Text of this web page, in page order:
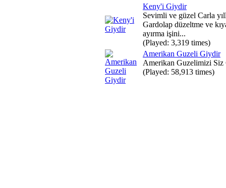
Keny'i Giydir
Sevimli ve güzel Carla
Gardolap düzeltme ve
ayırma işini...
(Played: 3,319 times)
Amerikan Guzeli Giydir
Amerikan Guzelimizi
(Played: 58,913 times)